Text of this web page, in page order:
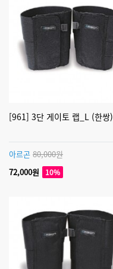
[961] 3단 게이토 랩_L (한쌍)
아르곤 80,000원
72,000원
10%